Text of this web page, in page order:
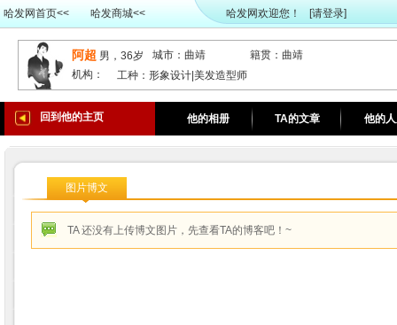
哈发网首页<< 哈发商城<< 哈发网欢迎您！ [请登录]
阿超 男，36岁 城市：曲靖
籍贯：曲靖
机构：
工种：形象设计|美发造型师
回到他的主页 他的相册 TA的文章 他的
图片博文
TA 还没有上传博文图片，先查看TA的博客吧！~